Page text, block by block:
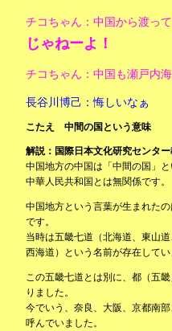
チコちゃん：中国から渡って
じゃねーよ！
チコちゃん：中国も瀬戸内
長谷川博己：悔しいなぁ
こたえ 中間の国という意味
解説：国際日本文化研究センタ
中国地方の中国は「中間の国」と
中華人民共和国とは無関係です。
中国地方という言葉が生まれた
です。
当時は五畿七道（北海道、東山
西海道）という名前が存在してい
この五畿七道とは別に、都（五
りました。
今でいう、奈良、大阪、京都南
呼んでいました。